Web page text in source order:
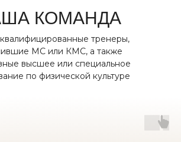
КОМАНДА
тренеры,
МС или КМС, а также
высшее или специальное
по физической культуре